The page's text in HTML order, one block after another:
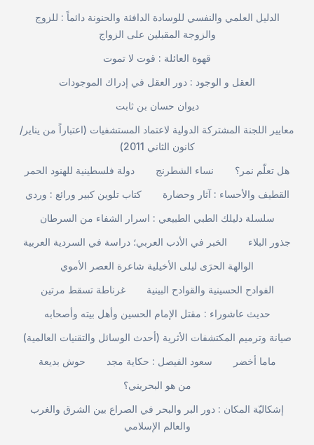
الدليل العلمي والنفسي للوسادة الدافئة والحنونة دائماً : للزوج
والزوجة المقبلين على الزواج
قهوة العائلة : قوت لا تموت
العقل و الوجود : دور العقل في إدراك الموجودات
ديوان حسان بن ثابت
معايير اللجنة المشتركة الدولية لاعتماد المستشفيات (اعتباراً من يناير/
كانون الثاني 2011)
دولة فلسطينية للهنود الحمر
نساء الشطرنج
هل تعلّم نمر؟
كتاب تلوين كبير ورائع : وردي
القطيف والأحساء : آثار وحضارة
سلسلة دليلك الطبي الطبيعي : اسرار الشفاء من السرطان
الخبر في الأدب العربي؛ دراسة في السردية العربية
جذور البلاء
الوالهة الحرَى ليلى الأخيلية شاعرة العصر الأموي
غرناطة تسقط مرتين
الفوادح الحسينية والقوادح البينية
حديث عاشوراء : مقتل الإمام الحسين وأهل بيته وأصحابه
صيانة وترميم المكتشفات الأثرية (أحدث الوسائل والتقنيات العالمية)
حوش بديعة
سعود الفيصل : حكاية مجد
ماما أخضر
من هو البحريني؟
إشكاليّة المكان : دور البر والبحر في الصراع بين الشرق والغرب
والعالم الإسلامي